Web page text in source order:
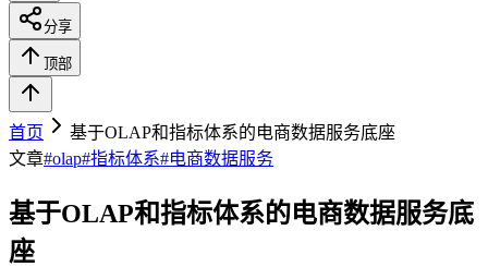
分享
顶部
首页
基于OLAP和指标体系的电商数据服务底座
文章#olap#指标体系#电商数据服务
基于OLAP和指标体系的电商数据服务底
座